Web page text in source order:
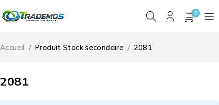
0
2081
Accueil / Produit Stock secondaire / 2081